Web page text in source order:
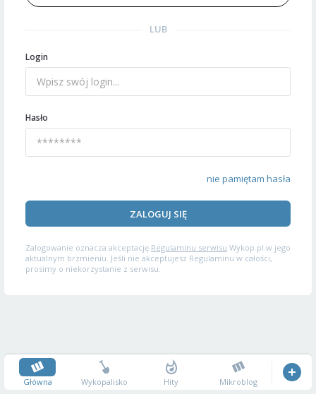
LUB
Login
Hasło
nie pamiętam hasła
ZALOGUJ SIĘ
Zalogowanie oznacza akceptację Regulaminu serwisu Wykop.pl w jego
aktualnym brzmieniu. Jeśli nie akceptujesz Regulaminu w całości,
prosimy o niekorzystanie z serwisu.
Główna Wykopalisko Hity Mikroblog